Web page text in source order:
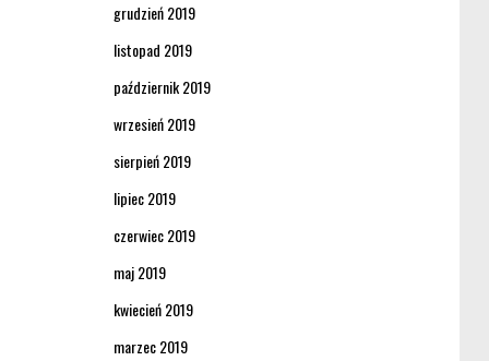
grudzień 2019
listopad 2019
październik 2019
wrzesień 2019
sierpień 2019
lipiec 2019
czerwiec 2019
maj 2019
kwiecień 2019
marzec 2019